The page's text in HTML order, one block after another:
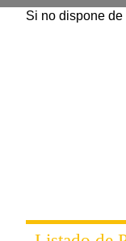
Si no dispone